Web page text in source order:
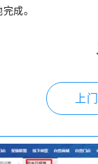
成。
上